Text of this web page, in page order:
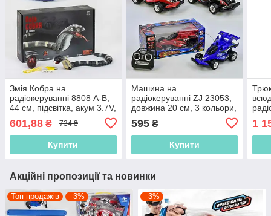
Змія Кобра на
радіокеруванні 8808 А-В,
44 см, підсвітка, акум 3.7V,
601,88 ₴ 734 ₴
Купити
Машина на
радіокеруванні ZJ 23053,
довжина 20 см, 3 кольори,
панування
595₴
Купити
1
Акційні пропозиції та новинки
Топ продажів –3% –3%